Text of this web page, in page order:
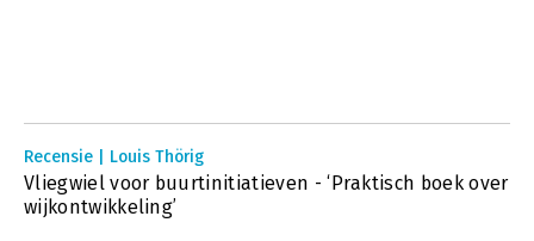
Recensie | Louis Thörig
Vliegwiel voor buurtinitiatieven - ‘Praktisch boek over
wijkontwikkeling’